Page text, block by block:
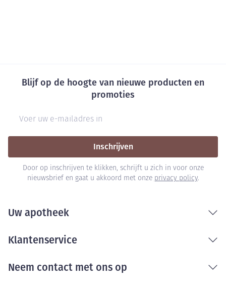
Blijf op de hoogte van nieuwe producten en
promoties
Inschrijven
Door op inschrijven te klikken, schrijft u zich in voor onze
nieuwsbrief en gaat u akkoord met onze privacy policy.
Uw apotheek
Klantenservice
Neem contact met ons op